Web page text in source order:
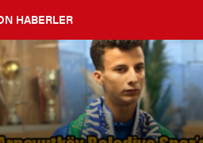
HABERLER